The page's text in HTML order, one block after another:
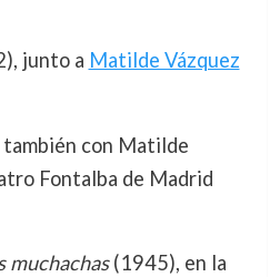
junto a Matilde Vázquez
con Matilde
Fontalba de Madrid
muchachas(1945), en la